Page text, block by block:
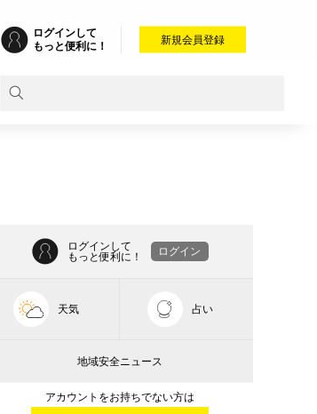
ログインして
もっと便利に！
新規会員登録
ログインして
もっと便利に！
ログイン
天気 占い
地域安全ニュース
アカウントをお持ちでない方は